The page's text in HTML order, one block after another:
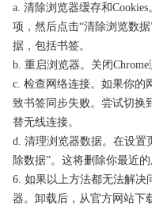
a. 清除浏览器缓存和
项，然后点击“清除浏览数
据，包括书签。
b. 重启浏览器。关闭
c. 检查网络连接。如果你的
致书签同步失败。尝试切换
替无线连接。
d. 清理浏览器数据。在设置
除数据”。这将删除你最近
6. 如果以上方法都无法解决
器。卸载后，从官方网站下